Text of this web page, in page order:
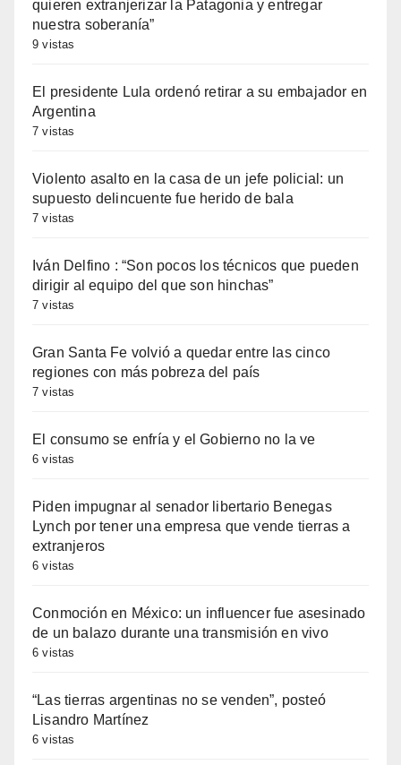
quieren extranjerizar la Patagonia y entregar
nuestra soberanía”
9 vistas
El presidente Lula ordenó retirar a su embajador en
Argentina
7 vistas
Violento asalto en la casa de un jefe policial: un
supuesto delincuente fue herido de bala
7 vistas
Iván Delfino : “Son pocos los técnicos que pueden
dirigir al equipo del que son hinchas”
7 vistas
Gran Santa Fe volvió a quedar entre las cinco
regiones con más pobreza del país
7 vistas
El consumo se enfría y el Gobierno no la ve
6 vistas
Piden impugnar al senador libertario Benegas
Lynch por tener una empresa que vende tierras a
extranjeros
6 vistas
Conmoción en México: un influencer fue asesinado
de un balazo durante una transmisión en vivo
6 vistas
“Las tierras argentinas no se venden”, posteó
Lisandro Martínez
6 vistas